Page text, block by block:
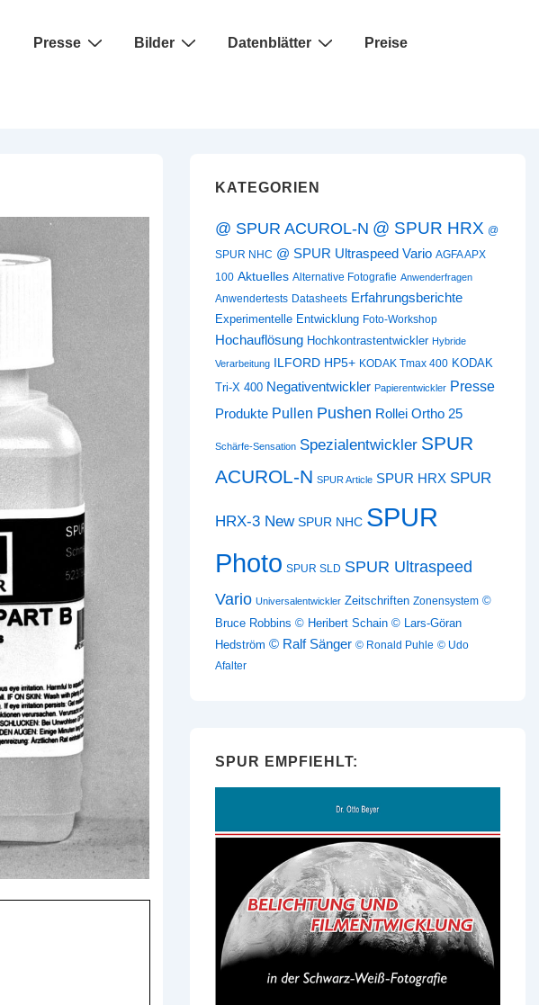
Presse Bilder Datenblätter Preise
KATEGORIEN
@ SPUR ACUROL-N @ SPUR HRX @
SPUR NHC @ SPUR Ultraspeed Vario AGFA APX
100 Aktuelles Alternative Fotografie Anwenderfragen
Anwendertests Datasheets Erfahrungsberichte
Experimentelle Entwicklung Foto-Workshop
Hochauflösung Hochkontrastentwickler Hybride
Verarbeitung ILFORD HP5+ KODAK Tmax 400 KODAK
Tri-X 400 Negativentwickler Papierentwickler Presse
Produkte Pullen Pushen Rollei Ortho 25
Schärfe-Sensation Spezialentwickler SPUR
ACUROL-N SPUR Article SPUR HRX SPUR
HRX-3 New SPUR NHC SPUR
Photo SPUR SLD SPUR Ultraspeed
Vario Universalentwickler Zeitschriften Zonensystem ©
Bruce Robbins © Heribert Schain © Lars-Göran
Hedström © Ralf Sänger © Ronald Puhle © Udo
Afalter
SPUR EMPFIEHLT: